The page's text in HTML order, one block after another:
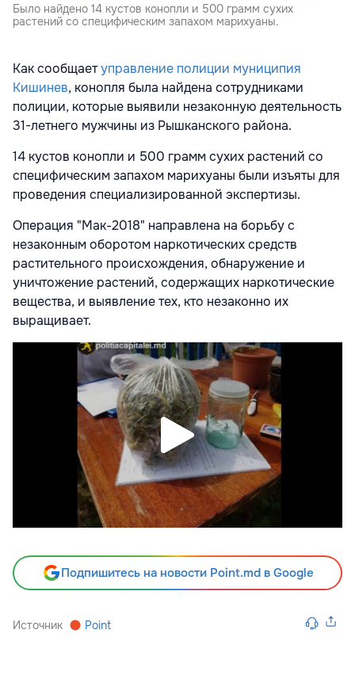
Было найдено 14 кустов конопли и 500 грамм сухих
растений со специфическим запахом марихуаны.
Как сообщаетуправление полиции муниципия
Кишинев, конопля была найдена сотрудниками
полиции, которые выявили незаконную деятельность
31-летнего мужчины из Рышканского района.
14 кустов конопли и 500 грамм сухих растений со
специфическим запахом марихуаны были изъяты для
проведения специализированной экспертизы.
Операция "Mак-2018" направлена на борьбу с
незаконным оборотом наркотических средств
растительного происхождения, обнаружение и
уничтожение растений, содержащих наркотические
вещества, и выявление тех, кто незаконно их
выращивает.
Подпишитесь на новости Point.md в Google
Источник Point